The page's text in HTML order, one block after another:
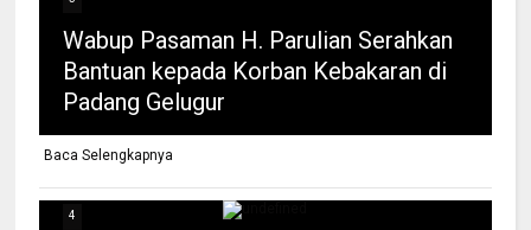
Wabup Pasaman H. Parulian Serahkan
Bantuan kepada Korban Kebakaran di
Padang Gelugur
Baca Selengkapnya
4